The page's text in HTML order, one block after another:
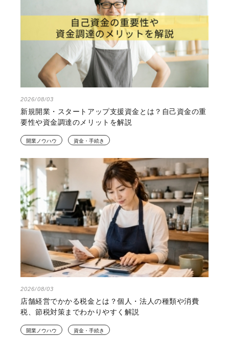
2026/08/03
新規開業・スタートアップ支援資金とは？自己資金の重
要性や資金調達のメリットを解説
開業ノウハウ 資金・手続き
2026/08/03
店舗経営でかかる税金とは？個人・法人の種類や消費
税、節税対策までわかりやすく解説
開業ノウハウ 資金・手続き